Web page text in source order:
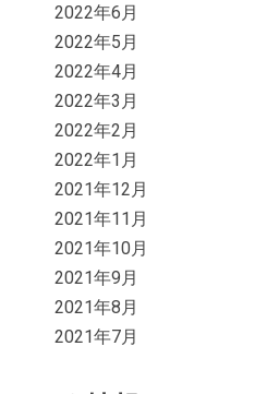
2022年6月
2022年5月
2022年4月
2022年3月
2022年2月
2022年1月
2021年12月
2021年11月
2021年10月
2021年9月
2021年8月
2021年7月